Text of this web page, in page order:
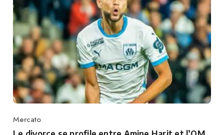
Category
Mercato